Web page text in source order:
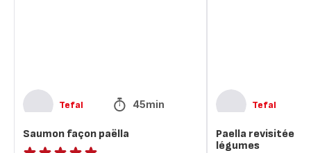
Tefal 45min
Saumon façon paëlla
Tefal
Paella revisitée
légumes